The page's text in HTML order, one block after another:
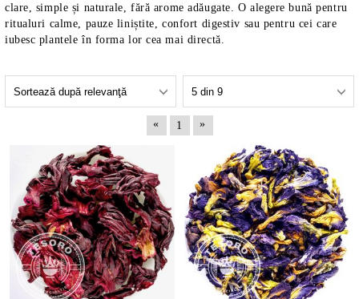
clare, simple și naturale, fără arome adăugate. O alegere bună pentru
ritualuri calme, pauze liniștite, confort digestiv sau pentru cei care
iubesc plantele în forma lor cea mai directă.
« 1 »